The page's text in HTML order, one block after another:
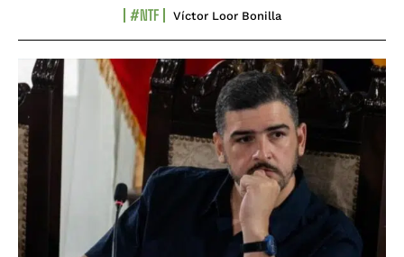
#NTF Víctor Loor Bonilla